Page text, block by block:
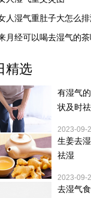
人湿气重肚子大怎么
月经可以喝去湿气的
精选
有湿气
状及时
2023-09-
生姜去
祛湿
2023-09-
去湿气